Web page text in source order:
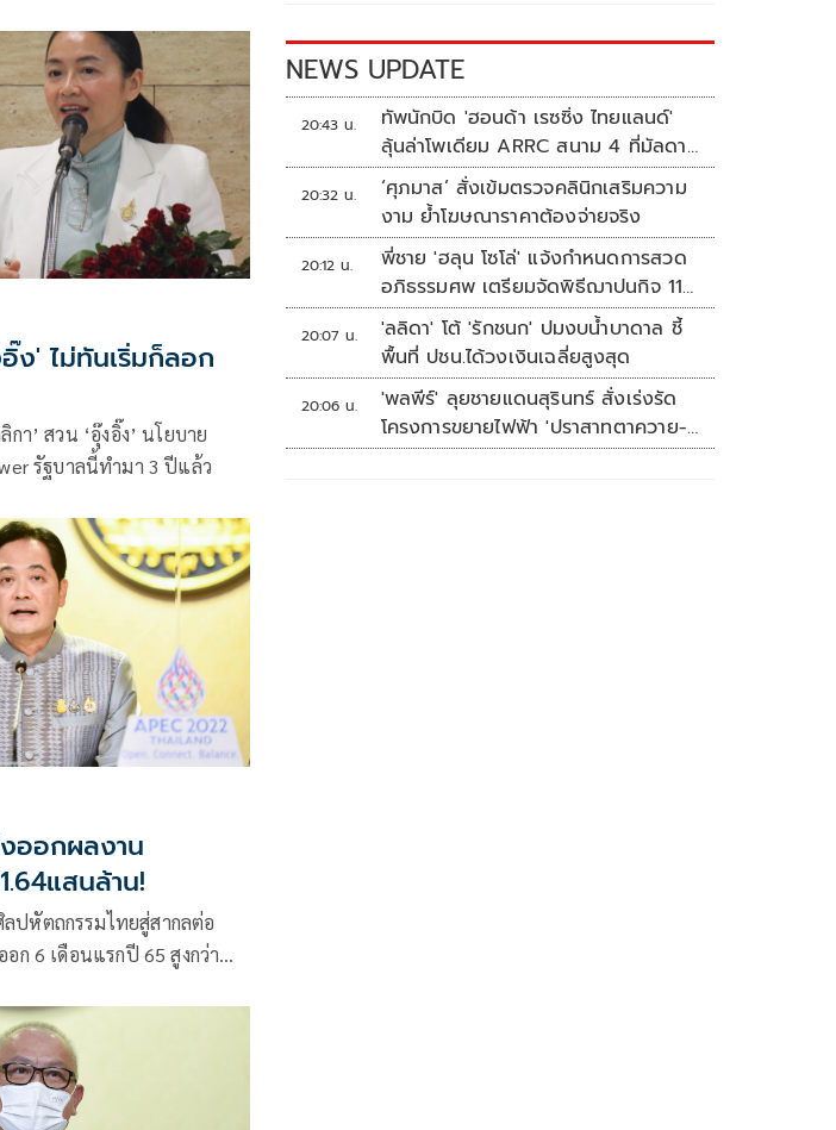
ง' ไม่ทันเริ่มก็ลอก
า’ สวน ‘อุ๊งอิ๊ง’ นโยบาย
รัฐบาลนี้ทำมา 3 ปีแล้ว
ออกผลงาน
แสนล้าน!
ปหัตถกรรมไทยสู่สากลต่อ
ก 6 เดือนแรกปี 65 สูงกว่า
NEWS UPDATE
20:43 น.
ทัพนักบิด 'ฮอนด้า เรซซิ่ง ไทยแลนด์'
ลุ้นล่าโพเดียม ARRC สนาม 4 ที่มัลดาลิ
กา
20:32 น.
‘ศุภมาส’ สั่งเข้มตรวจคลินิกเสริมความ
งาม ย้ำโฆษณาราคาต้องจ่ายจริง
20:12 น.
พี่ชาย 'ฮลุน โซโล่' แจ้งกำหนดการสวด
อภิธรรมศพ เตรียมจัดพิธีฌาปนกิจ 11
ส.ค.
20:07 น.
'ลลิดา' โต้ 'รักชนก' ปมงบน้ำบาดาล ชี้
พื้นที่ ปชน.ได้วงเงินเฉลี่ยสูงสุด
20:06 น.
'พลพีร์' ลุยชายแดนสุรินทร์ สั่งเร่งรัด
โครงการขยายไฟฟ้า 'ปราสาทตาควาย-
เนิน 350'